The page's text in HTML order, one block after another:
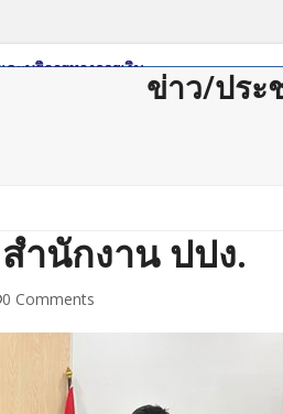
ข่าว/ประ
ำนักงาน ปปง.
0 Comments